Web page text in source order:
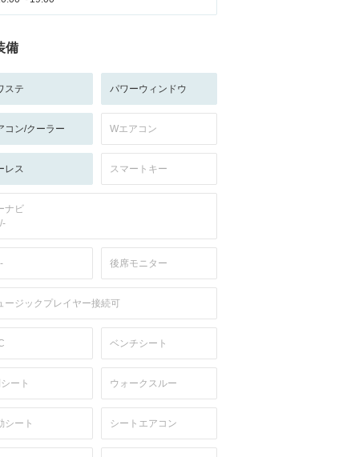
備
ステ パワーウィンドウ
コン/クーラー Wエアコン
レス スマートキー
ナビ
後席モニター
ージックプレイヤー接続可
ベンチシート
ート ウォークスルー
シート シートエアコン